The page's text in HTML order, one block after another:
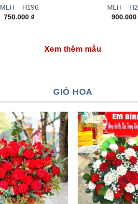
MLH – H196
750.000₫
MLH –
900.000
Xem thêm mẫu
GIỎ HOA